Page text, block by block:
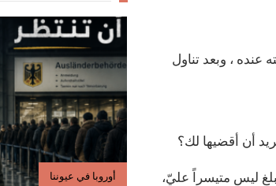
، وبعد تناول
أن أقضيها لك؟
ليس متيسراً عليّ،
أوروبا في عيوننا